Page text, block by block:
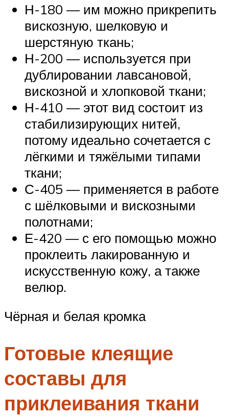
Н-180 — им можно прикрепить
вискозную, шелковую и
шерстяную ткань;
Н-200 — используется при
дублировании лавсановой,
вискозной и хлопковой ткани;
Н-410 — этот вид состоит из
стабилизирующих нитей,
потому идеально сочетается с
лёгкими и тяжёлыми типами
ткани;
С-405 — применяется в работе
с шёлковыми и вискозными
полотнами;
Е-420 — с его помощью можно
проклеить лакированную и
искусственную кожу, а также
велюр.
Чёрная и белая кромка
Готовые клеящие
составы для
приклеивания ткани